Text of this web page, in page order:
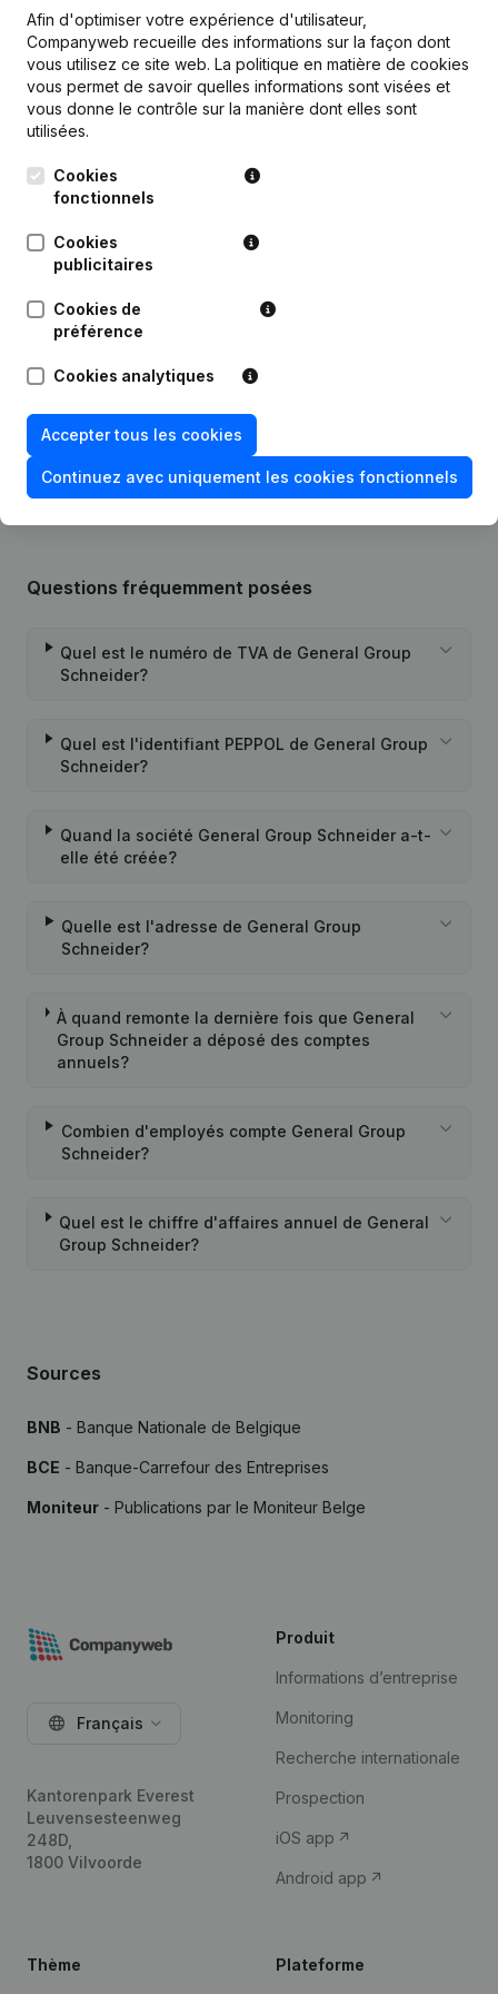
Publicationsde General Group Schneider
Date Publication
24-01-2025
Autres Modifications, …)
09-01-2025
Demissions, Nominations
30-07-2019 Divers
04-06-2018
Rubrique Constitution (Nouvelle
Personne Morale, Ouverture
Succursale, etc...)
Questions fréquemment posées
Quel est le numéro de TVA de General Group
Schneider?
Quel est l'identifiant PEPPOL de General Group
Schneider?
Quand la société General Group Schneider a-t-
elle été créée?
Quelle est l'adresse de General Group
Schneider?
À quand remonte la dernière fois que General
Group Schneider a déposé des comptes
annuels?
Combien d'employés compte General Group
Schneider?
Quel est le chiffre d'affaires annuel de General
Group Schneider?
Sources
BNB - Banque Nationale de Belgique
BCE - Banque-Carrefour des Entreprises
Moniteur - Publications par le Moniteur Belge
Afin d'optimiser votre expérience d'utilisateur,
Companyweb recueille des informations sur la façon dont
vous utilisez ce site web. La politique en matière de cookies
vous permet de savoir quelles informations sont visées et
vous donne le contrôle sur la manière dont elles sont
utilisées.
Cookies
fonctionnels
Cookies
publicitaires
Cookies de
préférence
Cookies analytiques
Accepter tous les cookies
Continuez avec uniquement les cookies fonctionnels
Français
Kantorenpark Everest
Leuvensesteenweg
248D,
1800 Vilvoorde
Produit
Informations d’entreprise
Monitoring
Recherche internationale
Prospection
iOS app
Android app
Thème Plateforme